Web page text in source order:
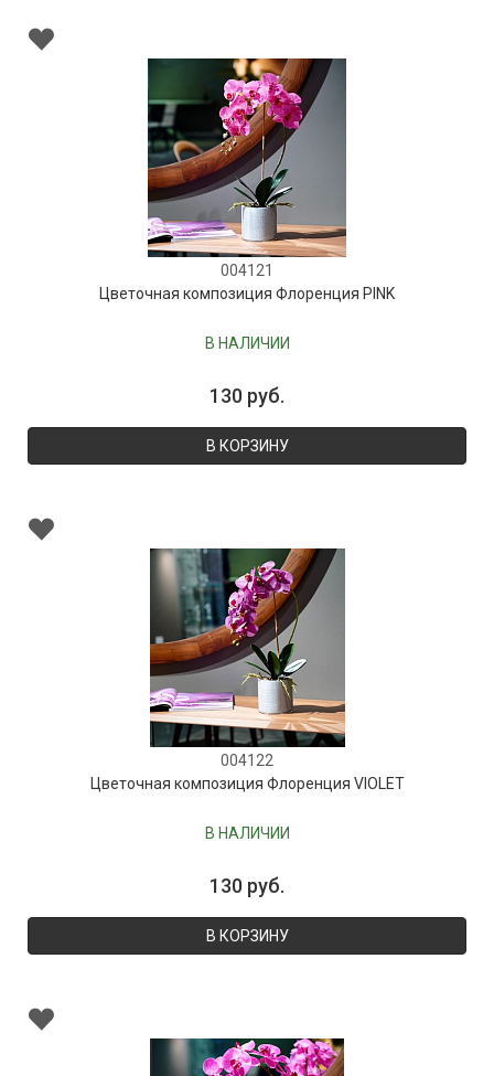
004121
Цветочная композиция Флоренция PINK
В НАЛИЧИИ
130 руб.
В КОРЗИНУ
004122
Цветочная композиция Флоренция VIOLET
В НАЛИЧИИ
130 руб.
В КОРЗИНУ